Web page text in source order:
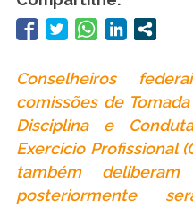
Conselheiros
comissões de
Disciplina e
Exercício Profissional
também
posteriormente